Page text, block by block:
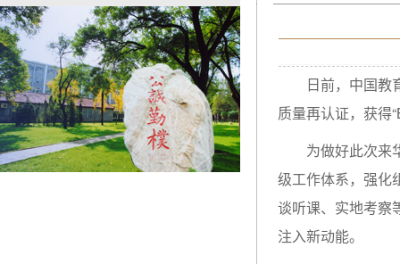
日前，中国教
质量再认证，获得
为做好此次来
级工作体系，强化
谈听课、实地考察
注入新动能。